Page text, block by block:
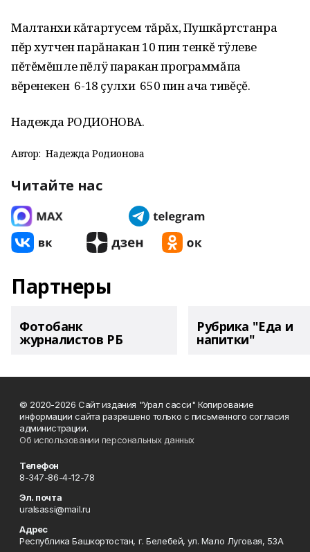
Малтанхи кăтартусем тăрăх, Пушкăртстанра
пĕр хутчен парăнакан 10 пин тенкĕ тÿлеве
пĕтĕмĕшле пĕлÿ паракан программăпа
вĕренекен 6-18 çулхи 650 пин ача тивĕçĕ.
Надежда РОДИОНОВА.
Автор: Надежда Родионова
Читайте нас
Партнеры
Фотобанк
журналистов РБ
Рубрика "Еда и
напитки"
© 2020-2026 Сайт издания "Урал сасси" Копирование
информации сайта разрешено только с письменного согласия
администрации.
Об использовании персональных данных
Телефон
8-347-86-4-12-78
Эл. почта
uralsassi@mail.ru
Адрес
Республика Башкортостан, г. Белебей, ул. Мало Луговая, 53А